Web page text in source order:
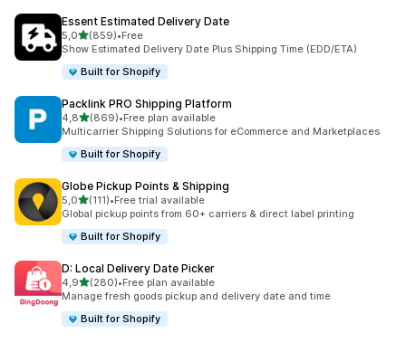
Essent Estimated Delivery Date
5,05 yıldız üzerinden
(859)
toplam 859 değerlendirme
•Free
Show Estimated Delivery Date Plus Shipping Time (EDD/ETA)
Built for Shopify
Packlink PRO Shipping Platform
4,85 yıldız üzerinden
(869)
toplam 869 değerlendirme
•Free plan available
Multicarrier Shipping Solutions for eCommerce and Marketplaces
Built for Shopify
Globe Pickup Points & Shipping
5,05 yıldız üzerinden
(111)
toplam 111 değerlendirme
•Free trial available
Global pickup points from 60+ carriers & direct label printing
Built for Shopify
D: Local Delivery Date Picker
4,95 yıldız üzerinden
(280)
toplam 280 değerlendirme
•Free plan available
Manage fresh goods pickup and delivery date and time
Built for Shopify